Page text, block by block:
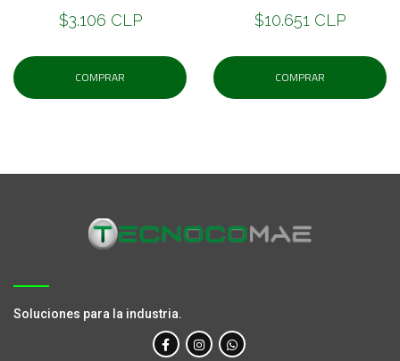
$3.106 CLP
COMPRAR
$10.651 CLP
COMPRAR
Soluciones para la industria.